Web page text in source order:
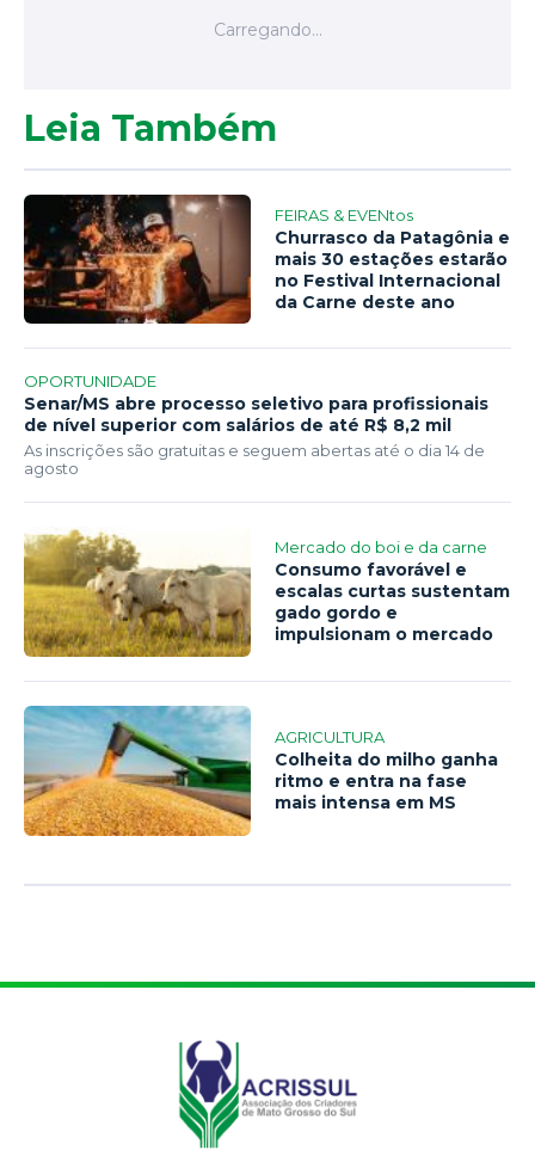
Leia Também
FEIRAS & EVENtos
Churrasco da Patagônia e
mais 30 estações estarão
no Festival Internacional
da Carne deste ano
OPORTUNIDADE
Senar/MS abre processo seletivo para profissionais
de nível superior com salários de até R$ 8,2 mil
As inscrições são gratuitas e seguem abertas até o dia 14 de
agosto
Mercado do boi e da carne
Consumo favorável e
escalas curtas sustentam
gado gordo e
impulsionam o mercado
AGRICULTURA
Colheita do milho ganha
ritmo e entra na fase
mais intensa em MS